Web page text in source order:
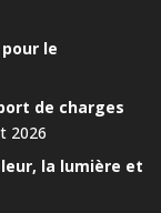
le
de charges
2026
la lumière et